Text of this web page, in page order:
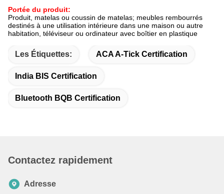
Portée du produit:
Produit, matelas ou coussin de matelas; meubles rembourrés
destinés à une utilisation intérieure dans une maison ou autre
habitation, téléviseur ou ordinateur avec boîtier en plastique
Les Étiquettes: ACA A-Tick Certification
India BIS Certification
Bluetooth BQB Certification
Contactez rapidement
Adresse